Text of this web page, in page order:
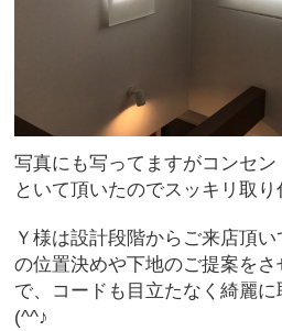
写真にも写ってますがコンセ
といて頂いたのでスッキリ取り
Ｙ様は設計段階からご来店頂
の位置決めや下地のご提案を
で、コードも目立たなく綺麗
(^^♪